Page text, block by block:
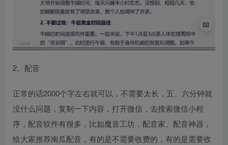
2、配音​
正常的话2000个字左右就可以，不需要太长，五、六分钟就
没什么问题，复制一下内容，打开微信，去搜索微信小程
序，配音软件有很多，比如魔音工坊，配音家、配音神器，
给大家推荐南瓜配音，有的是不需要收费的，有的是需要收